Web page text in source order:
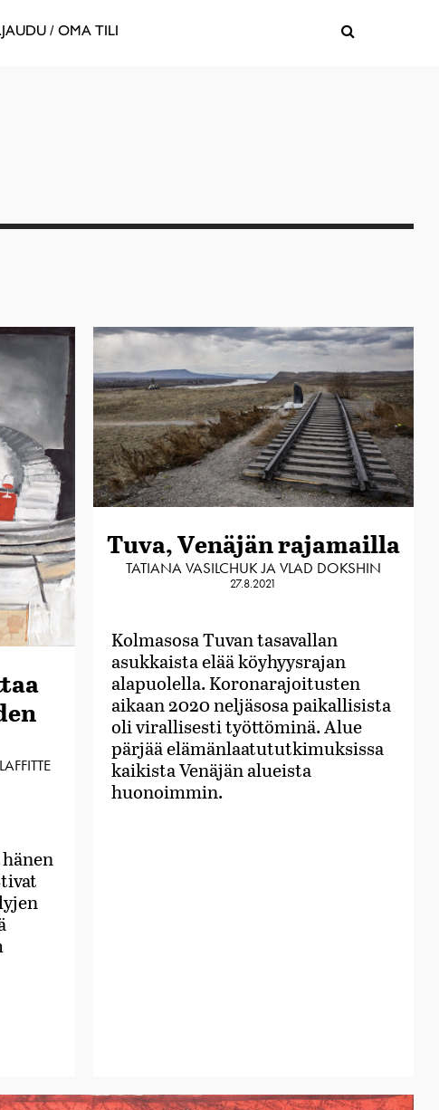
/ OMA TILI
Tuva, Venäjän rajamailla
TATIANA VASILCHUK JA VLAD DOKSHIN
27.8.2021
Kolmasosa Tuvan tasavallan
asukkaista elää köyhyysrajan
alapuolella. Koronarajoitusten
aikaan 2020 neljäsosa paikallisista
oli virallisesti työttöminä. Alue
pärjää elämänlaatututkimuksissa
kaikista Venäjän alueista
huonoimmin.